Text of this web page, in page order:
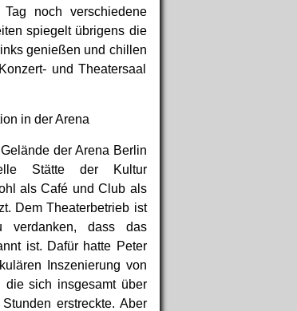
noch verschiedene
spiegelt übrigens die
genießen und chillen
und Theatersaal
in der Arena
der Arena Berlin
Stätte der Kultur
als Café und Club als
Dem Theaterbetrieb ist
verdanken, dass das
ist. Dafür hatte Peter
Inszenierung von
die sich insgesamt über
erstreckte. Aber